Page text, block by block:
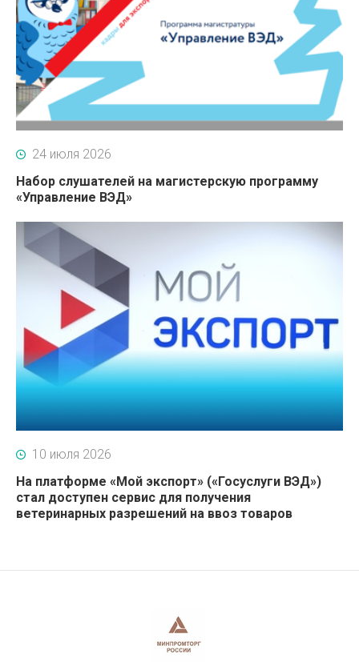
24 июля 2026
Набор слушателей на магистерскую программу
«Управление ВЭД»
10 июля 2026
На платформе «Мой экспорт» («Госуслуги ВЭД»)
стал доступен сервис для получения
ветеринарных разрешений на ввоз товаров